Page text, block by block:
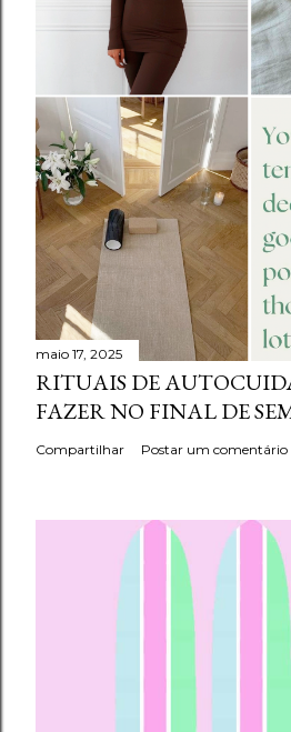
maio 17, 2025
RITUAIS DE
FAZER NO FINAL DE
Compartilhar Postar um comentário